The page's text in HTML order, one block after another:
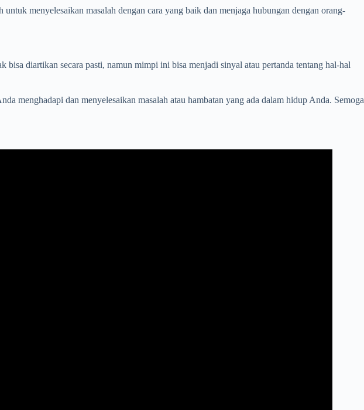
menyelesaikan masalah dengan cara yang baik dan menjaga hubungan dengan orang-
diartikan secara pasti, namun mimpi ini bisa menjadi sinyal atau pertanda tentang hal-hal
menghadapi dan menyelesaikan masalah atau hambatan yang ada dalam hidup Anda. Semoga